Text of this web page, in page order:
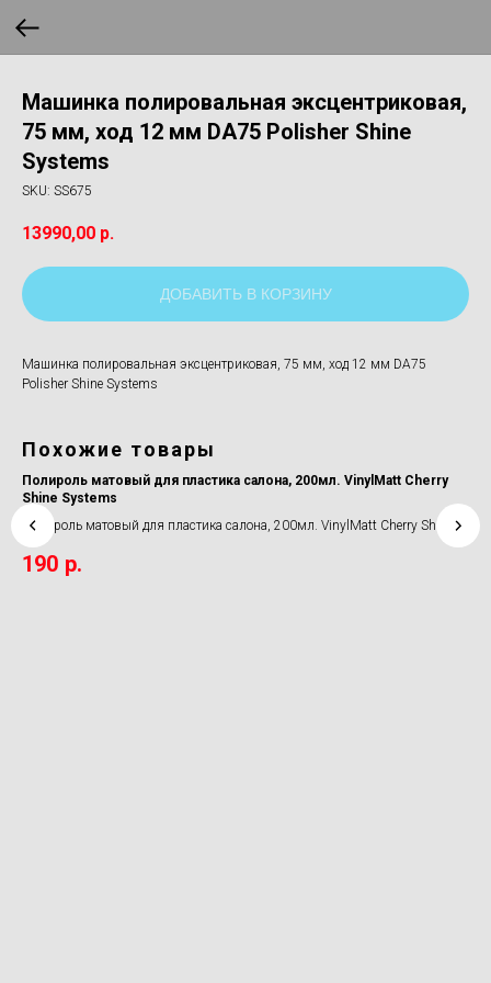
Машинка полировальная эксцентриковая,
75 мм, ход 12 мм DA75 Polisher Shine
Systems
SKU: SS675
13990,00 р.
ДОБАВИТЬ В КОРЗИНУ
Машинка полировальная эксцентриковая, 75 мм, ход 12 мм DA75
Polisher Shine Systems
Похожие товары
Полироль матовый для пластика салона, 200мл. VinylMatt Cherry
Shine Systems
Полироль матовый для пластика салона, 200мл. VinylMatt Cherry Shine
Systems
190 р.